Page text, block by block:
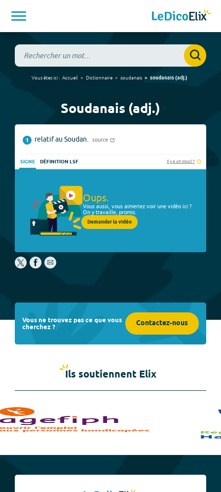
Vous êtes ici : Accueil Dictionnaire soudanais soudanais(adj.)
Soudanais (adj.)
1 relatif au Soudan. source
SIGNE DÉFINITION LSF Il y a un souci ?
Oups.
Vous aussi, vous aimeriez voir une vidéo ici ?
On y travaille, promis.
Demander la vidéo
Vous ne trouvez pas ce que vous
cherchez ? Contactez-nous
Ils soutiennent Elix